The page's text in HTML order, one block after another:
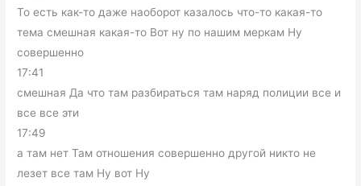
То есть как-то даже наоборот казалось что-то какая-то
тема смешная какая-то Вот ну по нашим меркам Ну
совершенно
17:41
смешная Да что там разбираться там наряд полиции все и
все все эти
17:49
а там нет Там отношения совершенно другой никто не
лезет все там Ну вот Ну